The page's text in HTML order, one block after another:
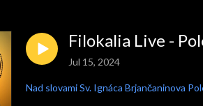
Filokalia Live -
Jul 15, 2024
Nad slovami Sv. Ignáca Brjančaninova